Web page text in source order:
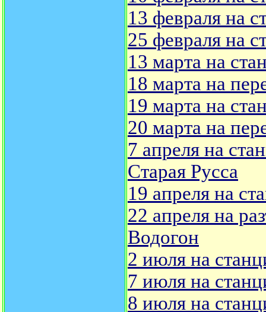
13 февраля на
25 февраля на
13 марта на
18 марта на
19 марта на
20 марта на
7 апреля на
Старая Русса
19 апреля на
22 апреля на
Водогон
2 июля на
7 июля на
8 июля на